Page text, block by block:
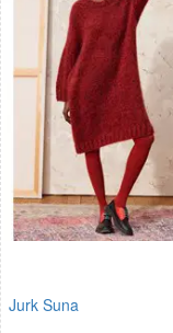
Jurk Suna